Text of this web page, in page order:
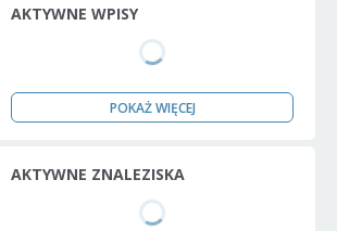
AKTYWNE WPISY
POKAŻ WIĘCEJ
AKTYWNE ZNALEZISKA